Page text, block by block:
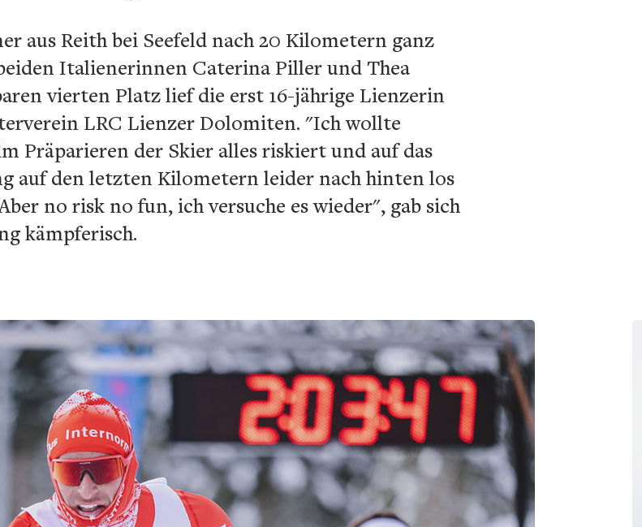
aus Reith bei Seefeld nach 20 Kilometern ganz
Italienerinnen Caterina Piller und Thea
vierten Platz lief die erst 16-jährige Lienzerin
LRC Lienzer Dolomiten. "Ich wollte
Präparieren der Skier alles riskiert und auf das
auf den letzten Kilometern leider nach hinten los
no risk no fun, ich versuche es wieder", gab sich
kämpferisch.